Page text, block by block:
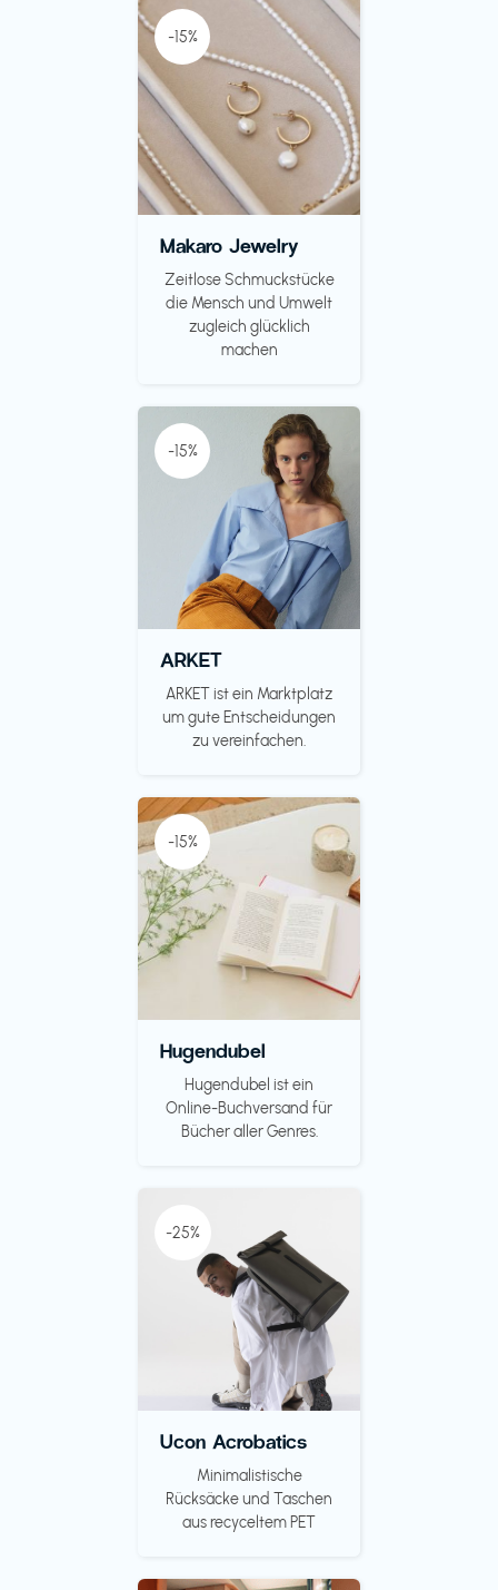
-15%
Makaro Jewelry
Zeitlose Schmuckstücke
die Mensch und Umwelt
zugleich glücklich
machen
-15%
ARKET
ARKET ist ein Marktplatz
um gute Entscheidungen
zu vereinfachen.
-15%
Hugendubel
Hugendubel ist ein
Online-Buchversand für
Bücher aller Genres.
-25%
Ucon Acrobatics
Minimalistische
Rücksäcke und Taschen
aus recyceltem PET